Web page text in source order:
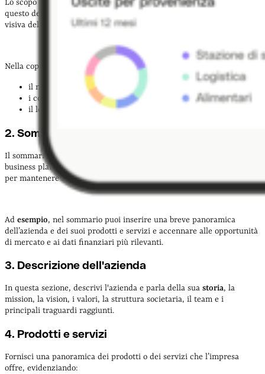
Lo scopo della copertina ècatturare l’attenzionedei lettori. Per
questo deve avere una grafica accattivante e coerente con l’identità
visiva del tuo brand.
Nella copertina, inserisci poche informazioni chiave
il nome dell’azienda
i contatti
il logo
2. Sommario esecutivo
Il sommario esecutivo (Executive summary) è una
business plan, che riassume i punti chiave in maniera coinvolgente
per mantenere l’interesse dei lettori.
Ad esempio, nel sommario puoi inserire una breve panoramica
dell’azienda e dei suoi prodotti e servizi e accennare alle opportunità
di mercato e ai dati finanziari più rilevanti.
3. Descrizione dell'azienda
In questa sezione, descrivi l'azienda e parla della sua storia, la
mission, la vision, i valori, la struttura societaria, il team e i
principali traguardi raggiunti.
4. Prodotti e servizi
Fornisci una panoramica dei prodotti o dei servizi che l’impresa
offre, evidenziando: